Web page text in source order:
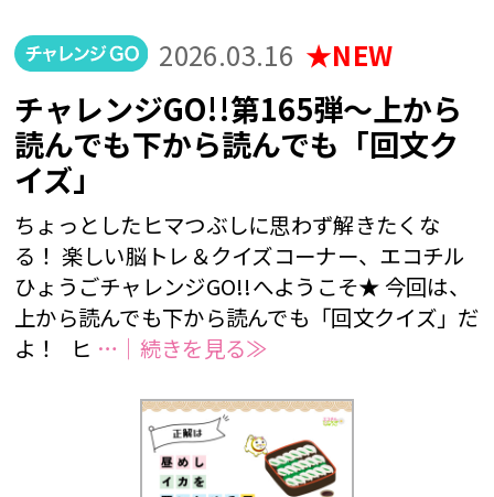
2026.03.16
チャレンジGO!!第165弾〜上から
読んでも下から読んでも「回文ク
イズ」
ちょっとしたヒマつぶしに思わず解きたくな
る！ 楽しい脳トレ＆クイズコーナー、エコチル
ひょうごチャレンジGO!!へようこそ★ 今回は、
上から読んでも下から読んでも「回文クイズ」だ
よ！ ヒ …｜続きを見る≫
#アハムービー
#アハ動画 #クイズ
#クリスマス
#チャレンジGO
#チャレンジゴー
#ハロウィン
#バラバラ漢字クイズ
#ブロック当て
#三文字熟語
#並べ替えクイズ
#乳歯調査
#仲間はずれクイズ
#動画
#同じイラスト探し
#同じ数字探し
#同じ絵さがし
#同じ絵クイズ
#四字熟語パズル
#回文クイズ
#学童期検査
#対義語クイズ
#文字並べ替えクイズ
#法則クイズ
#漢字まちがい探し
#漢字クイズ
#漢字バラバラクイズ